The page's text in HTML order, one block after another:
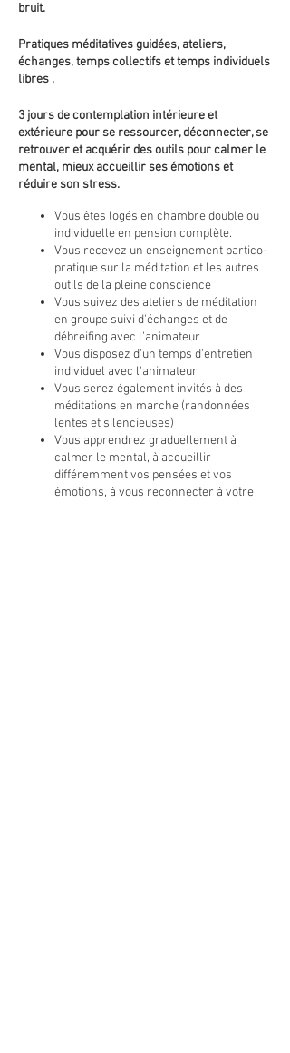
bruit.
Pratiques méditatives guidées, ateliers,
échanges, temps collectifs et temps individuels
libres .
3 jours de contemplation intérieure et
extérieure pour se ressourcer, déconnecter, se
retrouver et acquérir des outils pour calmer le
mental, mieux accueillir ses émotions et
réduire son stress.
Vous êtes logés en chambre double ou
individuelle en pension complète.
Vous recevez un enseignement partico-
pratique sur la méditation et les autres
outils de la pleine conscience
Vous suivez des ateliers de méditation
en groupe suivi d'échanges et de
débreifing avec l'animateur
Vous disposez d'un temps d'entretien
individuel avec l'animateur
Vous serez également invités à des
méditations en marche (randonnées
lentes et silencieuses)
Vous apprendrez graduellement à
calmer le mental, à accueillir
différemment vos pensées et vos
émotions, à vous reconnecter à votre